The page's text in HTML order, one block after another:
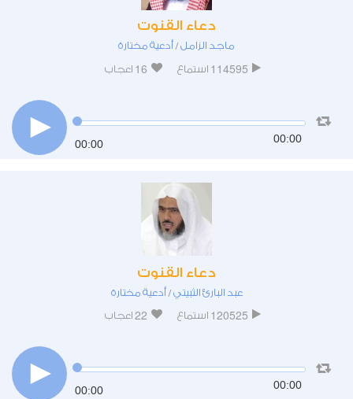
دعاء القنوت
ماجد الزامل/أدعية مختارة
114595 استماع 16 اعجاب
00:00 00:00
دعاء القنوت
عبد البارئ الثبيتي/أدعية مختارة
120525 استماع 22 اعجاب
00:00 00:00